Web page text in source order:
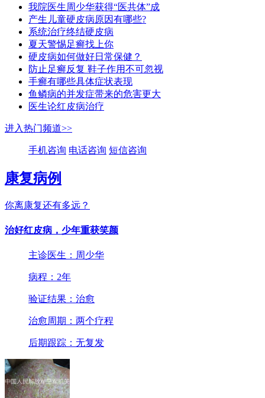
我院医生周少华获得“医共体”成
产生儿童硬皮病原因有哪些?
系统治疗终结硬皮病
夏天警惕足癣找上你
硬皮病如何做好日常保健？
防止足癣反复 鞋子作用不可忽视
手癣有哪些具体症状表现
鱼鳞病的并发症带来的危害更大
医生论红皮病治疗
进入热门频道>>
手机咨询 电话咨询 短信咨询
康复病例
你离康复还有多远？
治好红皮病，少年重获笑颜
主诊医生：周少华
病程：2年
验证结果：治愈
治愈周期：两个疗程
后期跟踪：无复发